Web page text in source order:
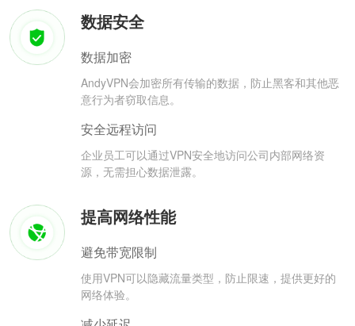
数据安全
数据加密
AndyVPN会加密所有传输的数据，防止黑客和其他恶
意行为者窃取信息。
安全远程访问
企业员工可以通过VPN安全地访问公司内部网络资
源，无需担心数据泄露。
提高网络性能
避免带宽限制
使用VPN可以隐藏流量类型，防止限速，提供更好的
网络体验。